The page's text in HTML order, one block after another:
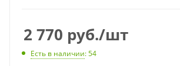
2 770 руб./шт
Есть в наличии: 54